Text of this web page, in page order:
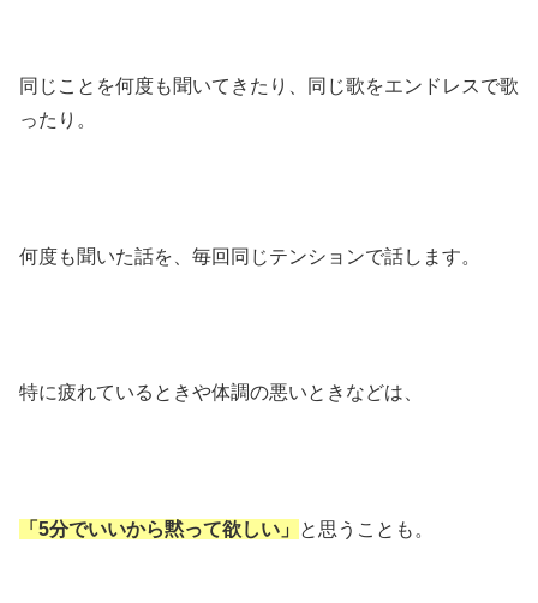
同じことを何度も聞いてきたり、同じ歌をエンドレスで歌
ったり。
何度も聞いた話を、毎回同じテンションで話します。
特に疲れているときや体調の悪いときなどは、
「5分でいいから黙って欲しい」 と思うことも。